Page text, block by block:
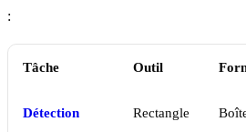
:
Tâche Outil
Détection Rectangle